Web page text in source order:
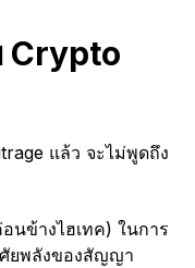
Crypto
แล้ว จะไม่พูดถึง
นข้างไฮเทค) ในการ
ยพลังของสัญญา